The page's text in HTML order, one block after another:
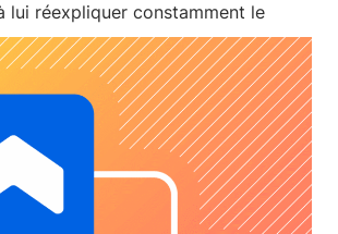
lui réexpliquer constamment le